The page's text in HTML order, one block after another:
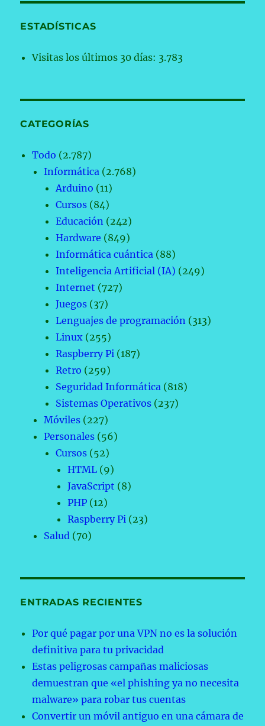
ESTADÍSTICAS
Visitas los últimos 30 días: 3.783
CATEGORÍAS
Todo (2.787)
Informática (2.768)
Arduino (11)
Cursos (84)
Educación (242)
Hardware (849)
Informática cuántica (88)
Inteligencia Artificial (IA) (249)
Internet (727)
Juegos (37)
Lenguajes de programación (313)
Linux (255)
Raspberry Pi (187)
Retro (259)
Seguridad Informática (818)
Sistemas Operativos (237)
Móviles (227)
Personales (56)
Cursos (52)
HTML (9)
JavaScript (8)
PHP (12)
Raspberry Pi (23)
Salud (70)
ENTRADAS RECIENTES
Por qué pagar por una VPN no es la solución
definitiva para tu privacidad
Estas peligrosas campañas maliciosas
demuestran que «el phishing ya no necesita
malware» para robar tus cuentas
Convertir un móvil antiguo en una cámara de